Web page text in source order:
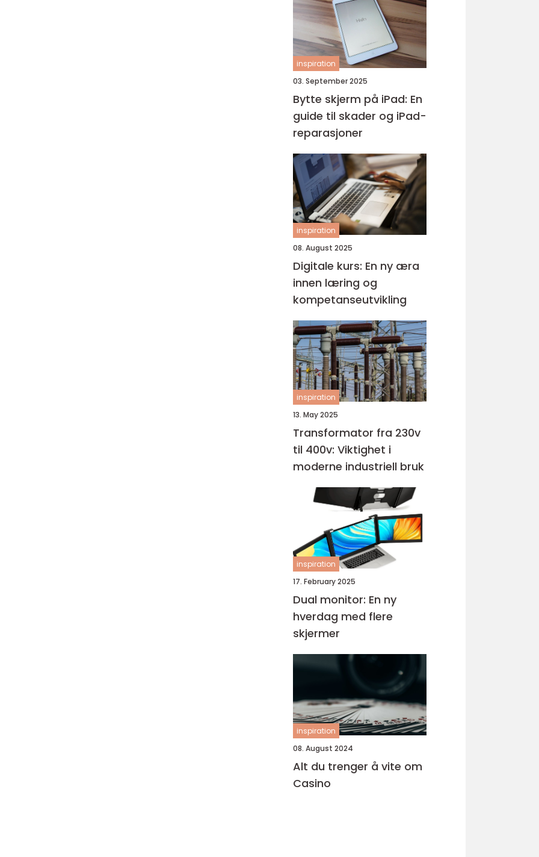
inspiration
03. September 2025
Bytte skjerm på iPad: En
guide til skader og iPad-
reparasjoner
inspiration
08. August 2025
Digitale kurs: En ny æra
innen læring og
kompetanseutvikling
inspiration
13. May 2025
Transformator fra 230v
til 400v: Viktighet i
moderne industriell bruk
inspiration
17. February 2025
Dual monitor: En ny
hverdag med flere
skjermer
inspiration
08. August 2024
Alt du trenger å vite om
Casino